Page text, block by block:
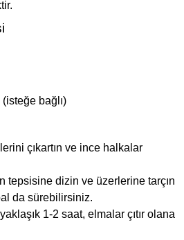
(isteğe bağlı)
çıkartın ve ince halkalar
tepsisine dizin ve üzerlerine tarçın
da sürebilirsiniz.
1-2 saat, elmalar çıtır olana